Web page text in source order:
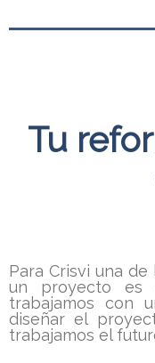
Tu
Para Crisvi una
un proyecto es
trabajamos con
diseñar el
trabajamos el